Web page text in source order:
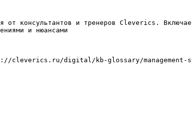
от консультантов и тренеров Cleverics.
и нюансами
cleverics.ru/digital/kb-glossary/management-